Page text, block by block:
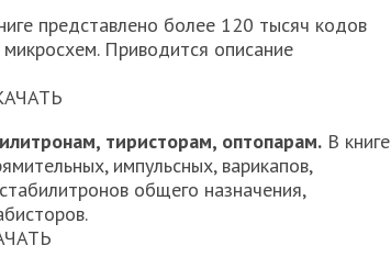
представлено более 120 тысяч кодов
Приводится описание
тиристорам, оптопарам. В книге
импульсных, варикапов,
общего назначения,